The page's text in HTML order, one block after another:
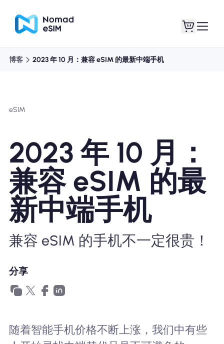
关于 eSIM
为什么选择Nomad eSIM
使用 eSIM
博客 2023 年 10 月：兼容 eSIM 的最新中端手机
eSIM
2023 年 10 月：
兼容 eSIM 的最
新中端手机
兼容 eSIM 的手机不一定很贵！
分享
随着智能手机价格不断上涨，我们中有些